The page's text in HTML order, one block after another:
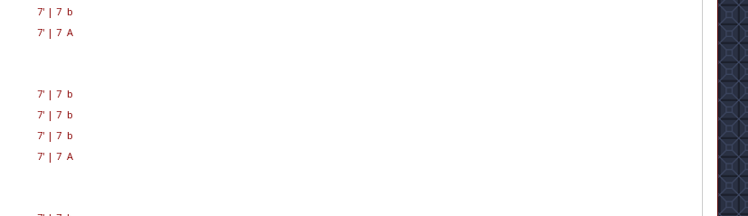
7'| 7 b
7'| 7 A
7'| 7 b
7'| 7 b
7'| 7 b
7'| 7 A